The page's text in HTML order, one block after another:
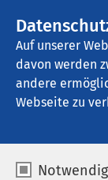
Auf unserer
davon werden
andere
Webseite zu
Notwendig
AMEOS
Über